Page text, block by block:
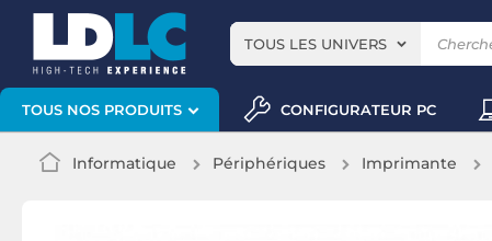
TOUS LES UNIVERS
TOUS NOS PRODUITS CONFIGURATEUR PC
Informatique Périphériques Imprimante